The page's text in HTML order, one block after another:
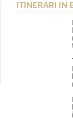
ITINERARI IN